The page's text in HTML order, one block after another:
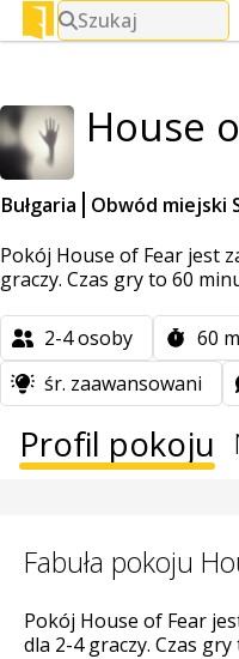
Szukaj
House
Bułgaria Obwód miejski
Pokój House of Fear jest
graczy. Czas gry to 60
2-4osoby 60
śr. zaawansowani
Profil pokoju
Fabuła pokoju
Pokój House of Fear
dla 2-4 graczy. Czas